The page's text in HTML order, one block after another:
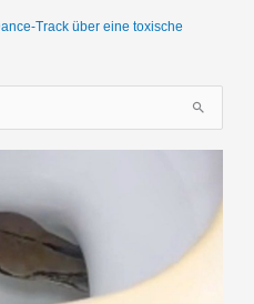
Track über eine toxische